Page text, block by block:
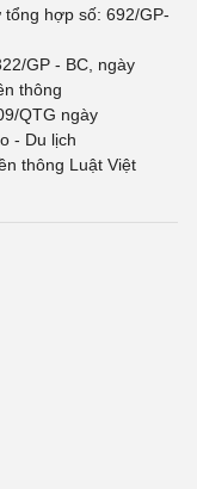
hợp số: 692/GP-
GP - BC, ngày
thông
QTG ngày
- Du lịch
thông Luật Việt